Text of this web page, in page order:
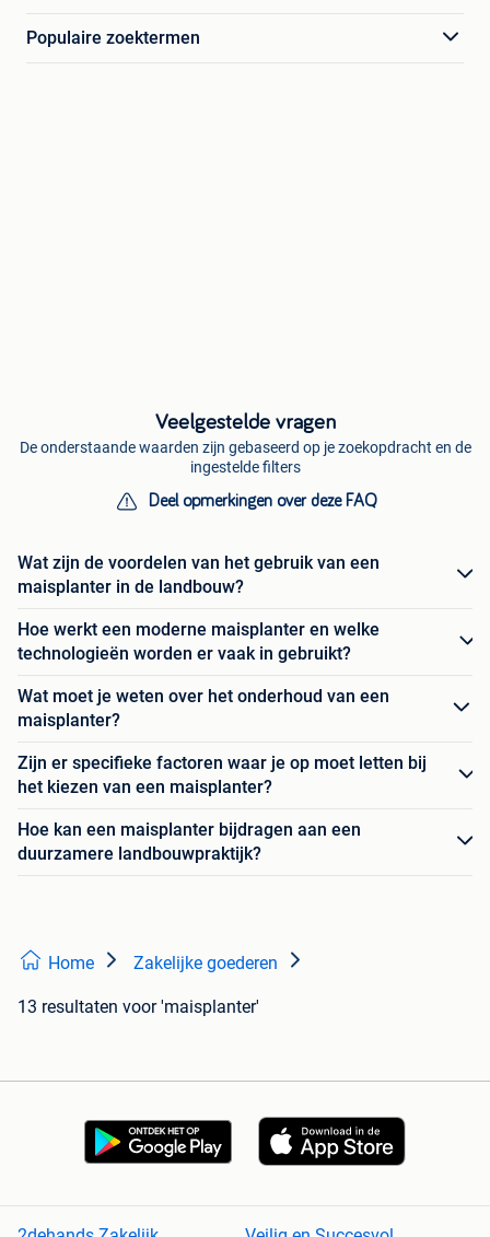
Populaire zoektermen
Veelgestelde vragen
De onderstaande waarden zijn gebaseerd op je zoekopdracht en de
ingestelde filters
Deel opmerkingen over deze FAQ
Wat zijn de voordelen van het gebruik van een
maisplanter in de landbouw?
Hoe werkt een moderne maisplanter en welke
technologieën worden er vaak in gebruikt?
Wat moet je weten over het onderhoud van een
maisplanter?
Zijn er specifieke factoren waar je op moet letten bij
het kiezen van een maisplanter?
Hoe kan een maisplanter bijdragen aan een
duurzamere landbouwpraktijk?
Home Zakelijke goederen
13 resultaten voor 'maisplanter'